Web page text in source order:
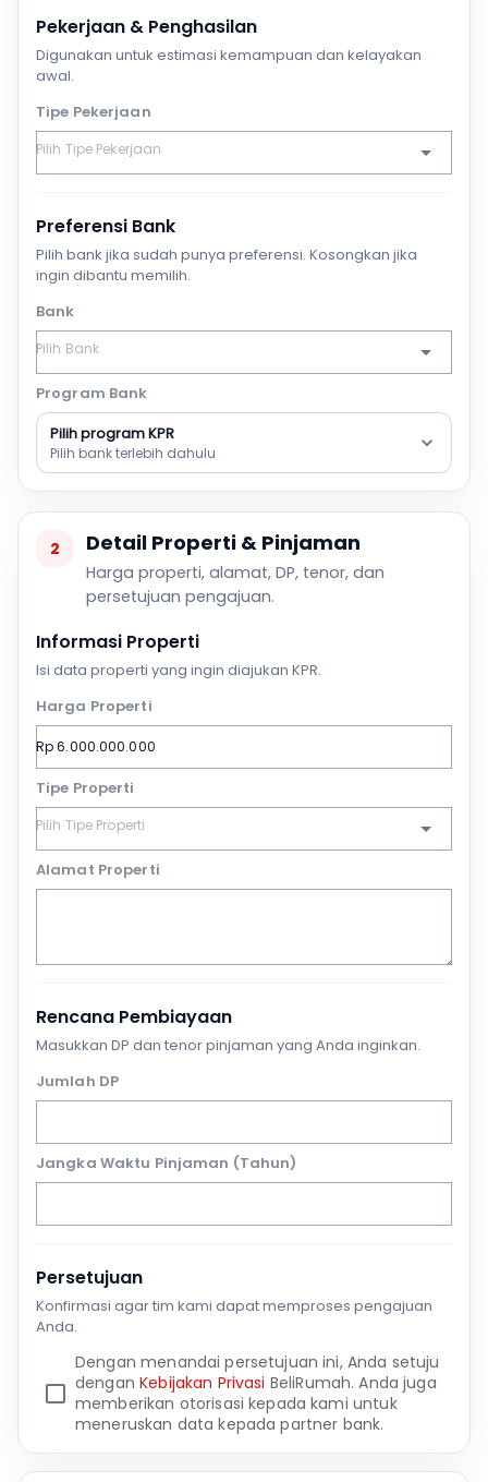
Pekerjaan & Penghasilan
Digunakan untuk estimasi kemampuan dan kelayakan
awal.
Tipe Pekerjaan
Preferensi Bank
Pilih bank jika sudah punya preferensi. Kosongkan jika
ingin dibantu memilih.
Bank
Program Bank
Pilih program KPR
Pilih bank terlebih dahulu
2 Detail Properti & Pinjaman
Harga properti, alamat, DP, tenor, dan
persetujuan pengajuan.
Informasi Properti
Isi data properti yang ingin diajukan KPR.
Harga Properti
Tipe Properti
Alamat Properti
Rencana Pembiayaan
Masukkan DP dan tenor pinjaman yang Anda inginkan.
Jumlah DP
Jangka Waktu Pinjaman (Tahun)
Persetujuan
Konfirmasi agar tim kami dapat memproses pengajuan
Anda.
Dengan menandai persetujuan ini, Anda setuju
denganKebijakan Privasi BeliRumah. Anda juga
memberikan otorisasi kepada kami untuk
meneruskan data kepada partner bank.